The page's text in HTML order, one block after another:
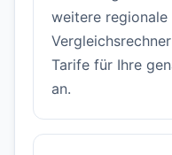
weitere regionale
Tarife für Ihre
an.